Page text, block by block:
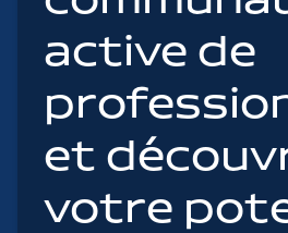
active de
et
votre